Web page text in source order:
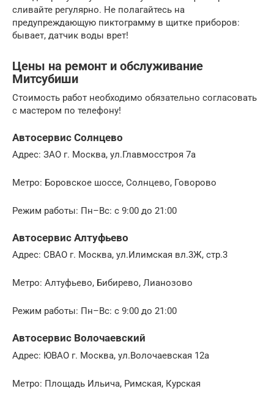
сливайте регулярно. Не полагайтесь на
предупреждающую пиктограмму в щитке приборов:
бывает, датчик воды врет!
Цены на ремонт и обслуживание
Митсубиши
Стоимость работ необходимо обязательно согласовать
с мастером по телефону!
Автосервис Солнцево
Адрес: ЗАО г. Москва, ул.Главмосстроя 7а
Метро: Боровское шоссе, Солнцево, Говорово
Режим работы: Пн–Вс: с 9:00 до 21:00
Автосервис Алтуфьево
Адрес: СВАО г. Москва, ул.Илимская вл.3Ж, стр.3
Метро: Алтуфьево, Бибирево, Лианозово
Режим работы: Пн–Вс: с 9:00 до 21:00
Автосервис Волочаевский
Адрес: ЮВАО г. Москва, ул.Волочаевская 12а
Метро: Площадь Ильича, Римская, Курская